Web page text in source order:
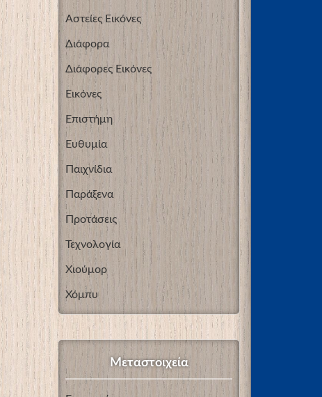
Αστείες Εικόνες
Διάφορα
Διάφορες Εικόνες
Εικόνες
Επιστήμη
Ευθυμία
Παιχνίδια
Παράξενα
Προτάσεις
Τεχνολογία
Χιούμορ
Χόμπυ
Μεταστοιχεία